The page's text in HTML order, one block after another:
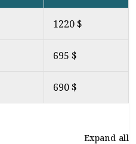
1220 $
695 $
690 $
Expand all